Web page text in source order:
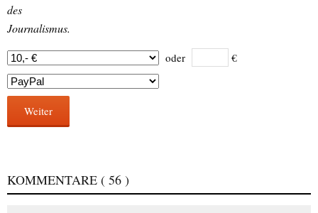
des
Journalismus.
oder €
Weiter
KOMMENTARE ( 56 )